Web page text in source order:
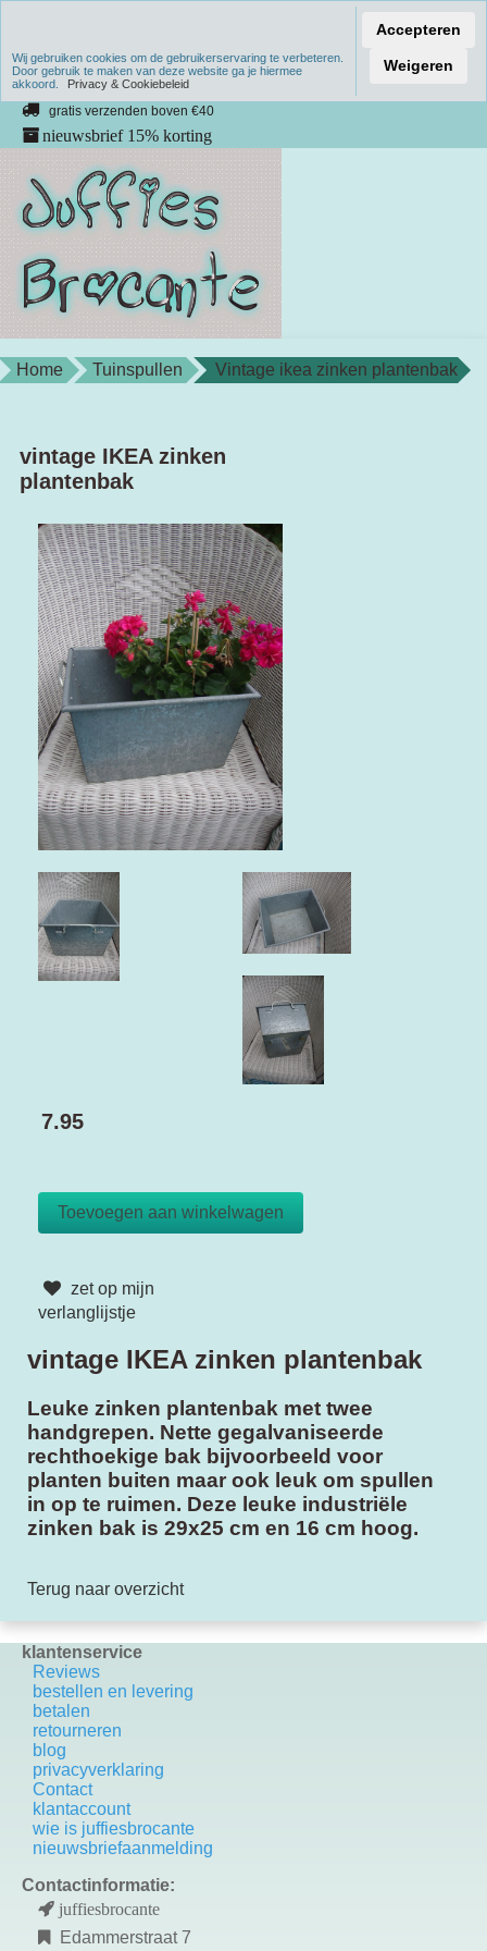
Verzenden binnen 1 werkdag
unieke producten
gratis verzenden boven €40
nieuwsbrief 15% korting
Home Tuinspullen Vintage ikea zinken plantenbak
vintage IKEA zinken
plantenbak
7.95
zet op mijn
verlanglijstje
vintage IKEA zinken plantenbak
Leuke zinken plantenbak met twee
handgrepen. Nette gegalvaniseerde
rechthoekige bak bijvoorbeeld voor
planten buiten maar ook leuk om spullen
in op te ruimen. Deze leuke industriële
zinken bak is 29x25 cm en 16 cm hoog.
Terug naar overzicht
klantenservice
Reviews
bestellen en levering
betalen
retourneren
blog
privacyverklaring
Contact
k lantaccount
wie is juffiesbrocante
nieuwsbriefaanmelding
Contactinformatie:
juffiesbrocante
Edammerstraat 7
Wij gebruiken cookies om de gebruikerservaring te verbeteren.
Door gebruik te maken van deze website ga je hiermee
akkoord.
Privacy & Cookiebeleid
Accepteren
Weigeren